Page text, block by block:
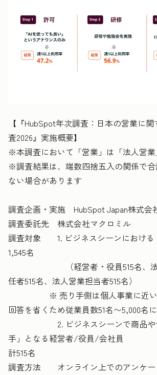
【『HubSpot年次調査：日本の営業に
査2026』実施概要】
※本調査において「営業」は「法人営
※調査結果は、端数四捨五入の関係で合
ない場合があります
調査企画・実施 HubSpot Japan株式会
調査委託先 株式会社マクロミル
調査対象 1. ビジネスシーンにおける
1,545名
（経営者・役員515名、法人
任者515名、法人営業担当者515名）
※ 売り手側は個人事業に近い
回答を省くため従業員数51名〜5,000名
2. ビジネスシーンで商品やサ
手」となる経営者/役員/会社員
計515名
調査方法 オンライン上でのアンケー